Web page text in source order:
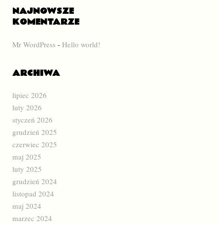
NAJNOWSZE
KOMENTARZE
Mr WordPress - Hello world!
ARCHIWA
lipiec 2026
luty 2026
styczeń 2026
grudzień 2025
czerwiec 2025
maj 2025
luty 2025
grudzień 2024
listopad 2024
maj 2024
marzec 2024